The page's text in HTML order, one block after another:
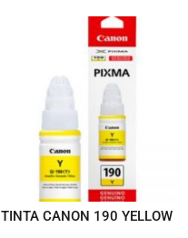
TINTA CANON 190 YELLOW